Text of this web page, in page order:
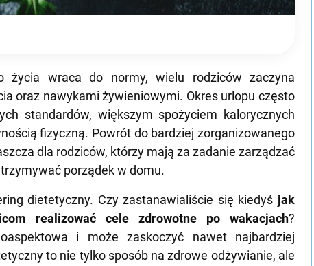
życia wraca do normy, wielu rodziców zaczyna
oraz nawykami żywieniowymi. Okres urlopu często
standardów, większym spożyciem kalorycznych
fizyczną. Powrót do bardziej zorganizowanego
dla rodziców, którzy mają za zadanie zarządzać
porządek w domu.
dietetyczny. Czy zastanawialiście się kiedyś jak
realizować cele zdrowotne po wakacjach?
i może zaskoczyć nawet najbardziej
to nie tylko sposób na zdrowe odżywianie, ale